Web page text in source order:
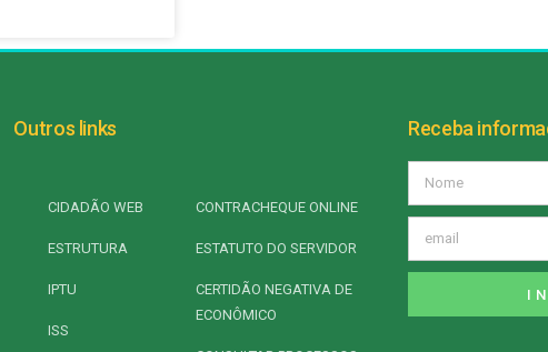
Outros links
CIDADÃO WEB
ESTRUTURA
IPTU
ISS
CONTRACHEQUE ONLINE
ESTATUTO DO SERVIDOR
CERTIDÃO NEGATIVA DE
ECONÔMICO
Receba